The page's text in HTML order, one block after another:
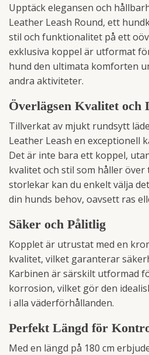
Upptäck elegansen och
Leather Leash Round, ett
stil och funktionalitet på ett
exklusiva koppel är utformat
hund den ultimata komforten
andra aktiviteter.
Överlägsen Kvalitet och
Tillverkat av mjukt rundsytt
Leather Leash en exceptionell
Det är inte bara ett koppel,
kvalitet och stil som håller över
storlekar kan du enkelt välja
din hunds behov, oavsett ras
Säker och Pålitlig
Kopplet är utrustat med en
kvalitet, vilket garanterar
Karbinen är särskilt utformad
korrosion, vilket gör den
i alla väderförhållanden.
Perfekt Längd för
Med en längd på 180 cm